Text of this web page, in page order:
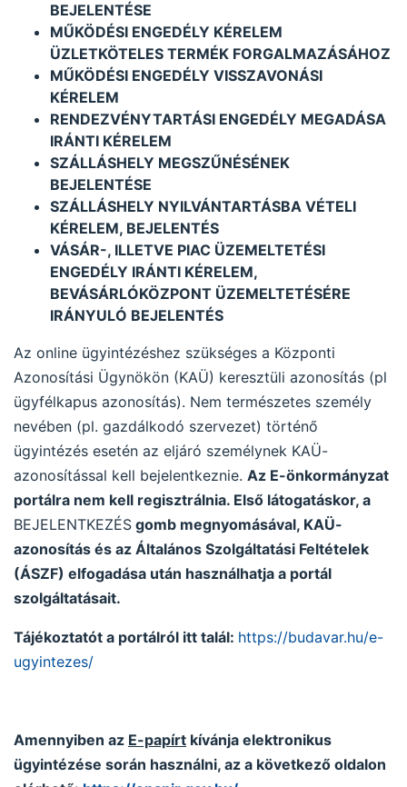
BEJELENTÉSE
MŰKÖDÉSI ENGEDÉLY KÉRELEM
ÜZLETKÖTELES TERMÉK FORGALMAZÁSÁHOZ
MŰKÖDÉSI ENGEDÉLY VISSZAVONÁSI
KÉRELEM
RENDEZVÉNYTARTÁSI ENGEDÉLY MEGADÁSA
IRÁNTI KÉRELEM
SZÁLLÁSHELY MEGSZŰNÉSÉNEK
BEJELENTÉSE
SZÁLLÁSHELY NYILVÁNTARTÁSBA VÉTELI
KÉRELEM, BEJELENTÉS
VÁSÁR-, ILLETVE PIAC ÜZEMELTETÉSI
ENGEDÉLY IRÁNTI KÉRELEM,
BEVÁSÁRLÓKÖZPONT ÜZEMELTETÉSÉRE
IRÁNYULÓ BEJELENTÉS
Az online ügyintézéshez szükséges a Központi
Azonosítási Ügynökön (KAÜ) keresztüli azonosítás (pl
ügyfélkapus azonosítás). Nem természetes személy
nevében (pl. gazdálkodó szervezet) történő
ügyintézés esetén az eljáró személynek KAÜ-
azonosítással kell bejelentkeznie. Az E-önkormányzat
portálra nem kell regisztrálnia. Első látogatáskor, a
BEJELENTKEZÉS gomb megnyomásával, KAÜ-
azonosítás és az Általános Szolgáltatási Feltételek
(ÁSZF) elfogadása után használhatja a portál
szolgáltatásait.
Tájékoztatót a portálról itt talál: https://budavar.hu/e-
ugyintezes/
Amennyiben az E-papírt kívánja elektronikus
ügyintézése során használni, az a következő oldalon